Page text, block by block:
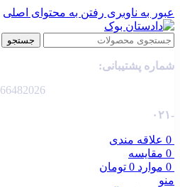
عبور به ناوبری رفتن به محتوای اصلی
جستجو
شماره پشتیبانی:
66482026
-۰۲۱
0 علاقه مندی
0 مقایسه
0 موارد 0 تومان
منو